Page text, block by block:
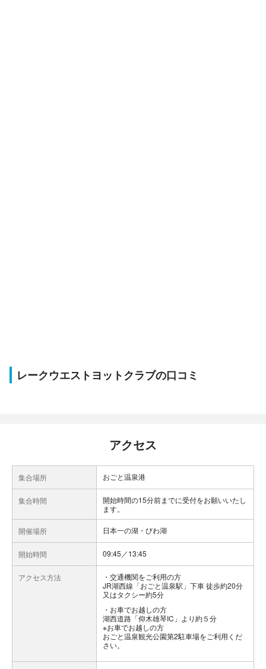
レークウエストヨットクラブの口コミ
アクセス
集合場所 おごと温泉港
集合時間
開始時間の15分前までに受付をお願いいたし
ます。
開催場所 日本一の湖・びわ湖
開始時間 09:45／13:45
アクセス方法
交通機関をご利用の方
JR湖西線「おごと温泉駅」下車 徒歩約20分
又はタクシー約5分
お車でお越しの方
湖西道路「仰木雄琴IC」より約５分
※お車でお越しの方
おごと温泉観光公園第2駐車場をご利用くだ
さい。